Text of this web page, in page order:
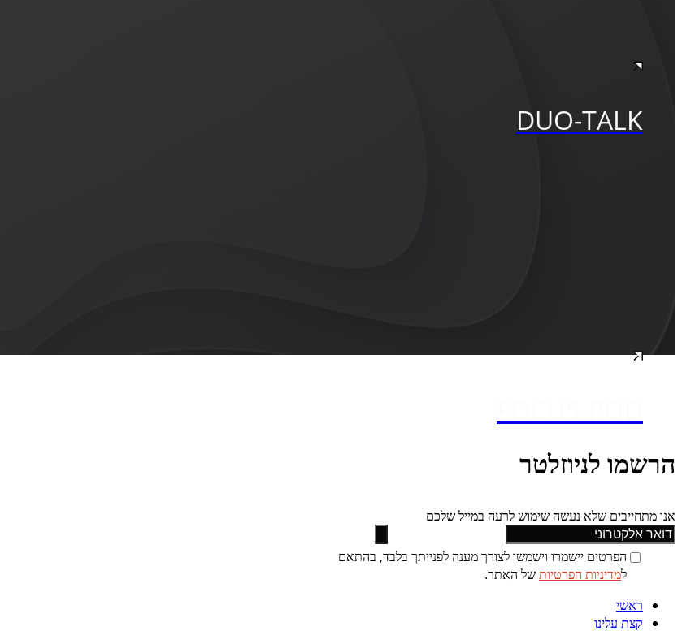
DUO-TALK
הרשמו לניוזלטר
אנו מתחייבים שלא נעשה שימוש לרעה במייל שלכם
הפרטים יישמרו וישמשו לצורך מענה לפנייתך בלבד, בהתאם
למדיניות הפרטיותשל האתר.
ראשי
קצת עלינו